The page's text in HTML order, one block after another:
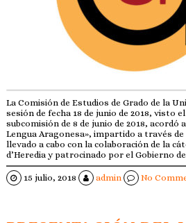
La Comisión de Estudios de Grado de la
sesión de fecha 18 de junio de 2018, visto
subcomisión de 8 de junio de 2018, acordó
Lengua Aragonesa», impartido a través de
llevado a cabo con la colaboración de la
d’Heredia y patrocinado por el Gobierno
15 julio, 2018 admin No